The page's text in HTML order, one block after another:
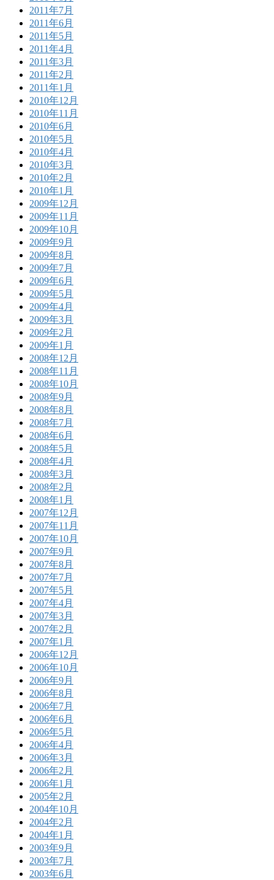
2011年7月
2011年6月
2011年5月
2011年4月
2011年3月
2011年2月
2011年1月
2010年12月
2010年11月
2010年6月
2010年5月
2010年4月
2010年3月
2010年2月
2010年1月
2009年12月
2009年11月
2009年10月
2009年9月
2009年8月
2009年7月
2009年6月
2009年5月
2009年4月
2009年3月
2009年2月
2009年1月
2008年12月
2008年11月
2008年10月
2008年9月
2008年8月
2008年7月
2008年6月
2008年5月
2008年4月
2008年3月
2008年2月
2008年1月
2007年12月
2007年11月
2007年10月
2007年9月
2007年8月
2007年7月
2007年5月
2007年4月
2007年3月
2007年2月
2007年1月
2006年12月
2006年10月
2006年9月
2006年8月
2006年7月
2006年6月
2006年5月
2006年4月
2006年3月
2006年2月
2006年1月
2005年2月
2004年10月
2004年2月
2004年1月
2003年9月
2003年7月
2003年6月